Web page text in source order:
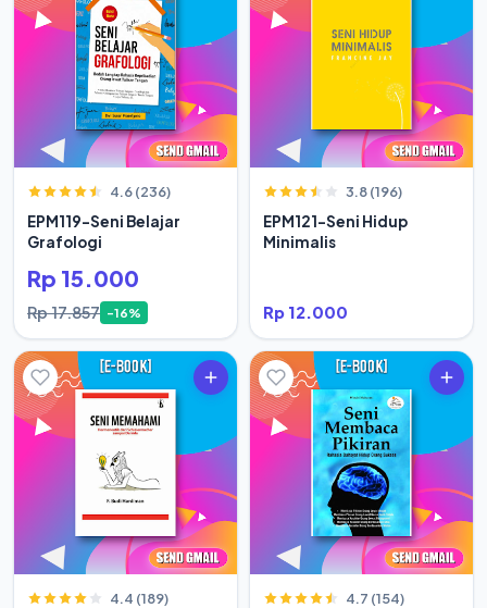
4.6 (236)
EPM119-Seni Belajar
Grafologi
Rp 15.000
Rp 17.857 -16%
3.8 (196)
EPM121-Seni Hidup
Minimalis
Rp 12.000
4.4 (189) 4.7 (154)